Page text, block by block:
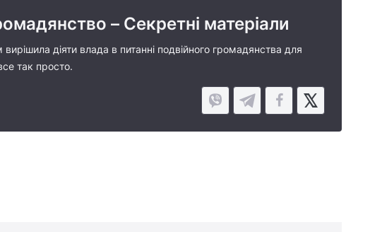
– Секретні матеріали
діяти влада в питанні подвійного громадянства для
так просто.